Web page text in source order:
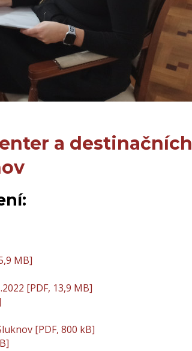
a destinačních
MB]
[PDF, 13,9 MB]
[PDF, 800 kB]